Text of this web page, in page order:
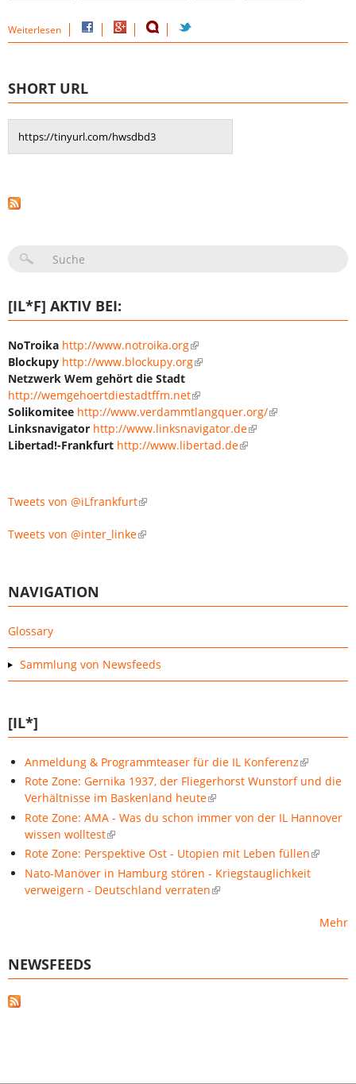
Weiterlesen
SHORT URL
SUCHFORMULAR
[IL*F] AKTIV BEI:
NoTroika http://www.notroika.org
Blockupy http://www.blockupy.org
Netzwerk Wem gehört die Stadt
http://wemgehoertdiestadtffm.net
Solikomitee http://www.verdammtlangquer.org/
Linksnavigator http://www.linksnavigator.de
Libertad!-Frankfurt http://www.libertad.de
Tweets von @iLfrankfurt
Tweets von @inter_linke
NAVIGATION
Glossary
Sammlung von Newsfeeds
[IL*]
Anmeldung & Programmteaser für die IL Konferenz
Rote Zone: Gernika 1937, der Fliegerhorst Wunstorf und die
Verhältnisse im Baskenland heute
Rote Zone: AMA - Was du schon immer von der IL Hannover
wissen wolltest
Rote Zone: Perspektive Ost - Utopien mit Leben füllen
Nato-Manöver in Hamburg stören - Kriegstauglichkeit
verweigern - Deutschland verraten
Mehr
NEWSFEEDS